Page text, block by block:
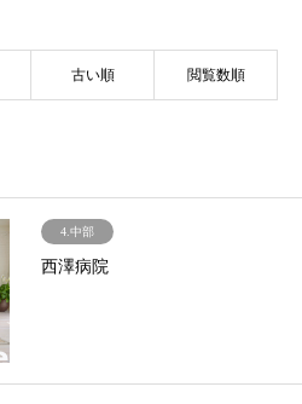
古い順 閲覧数順
4.中部
西澤病院